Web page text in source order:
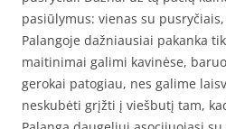
pasiūlymus: vienas su
Palangoje dažniausiai pakanka
maitinimai galimi kavinėse,
gerokai patogiau, nes galime
neskubėti grįžti į viešbutį tam,